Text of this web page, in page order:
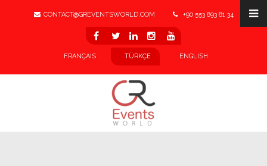
CONTACT@GREVENTSWORLD.COM +90 553 893 81 34
LINKEDIN
FRANÇAIS TÜRKÇE ENGLISH